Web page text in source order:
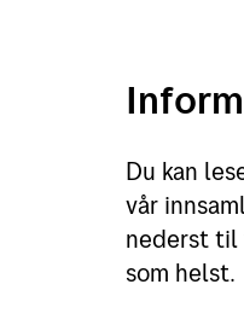
Du kan
vår
nederst til
som helst.